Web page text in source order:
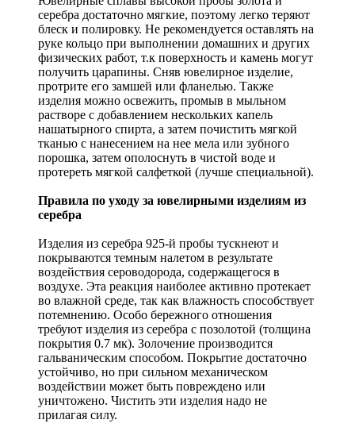
серебра достаточно мягкие, поэтому легко теряют
блеск и полировку. Не рекомендуется оставлять на
руке кольцо при выполнении домашних и других
физических работ, т.к поверхность и камень могут
получить царапины. Сняв ювелирное изделие,
протрите его замшей или фланелью. Также
изделия можно освежить, промыв в мыльном
растворе с добавлением нескольких капель
нашатырного спирта, а затем почистить мягкой
тканью с нанесением на нее мела или зубного
порошка, затем ополоснуть в чистой воде и
протереть мягкой салфеткой (лучше специальной).
Правила по уходу за ювелирными изделиям из
серебра
Изделия из серебра 925-й пробы тускнеют и
покрываются темным налетом в результате
воздействия сероводорода, содержащегося в
воздухе. Эта реакция наиболее активно протекает
во влажной среде, так как влажность способствует
потемнению. Особо бережного отношения
требуют изделия из серебра с позолотой (толщина
покрытия 0.7 мк). Золочение производится
гальваническим способом. Покрытие достаточно
устойчиво, но при сильном механическом
воздействии может быть повреждено или
уничтожено. Чистить эти изделия надо не
прилагая силу.